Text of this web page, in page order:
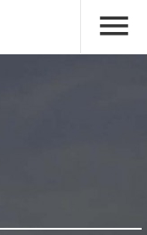
menu